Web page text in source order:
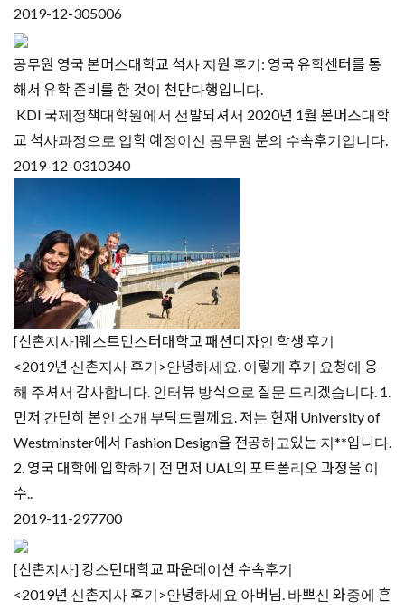
2019-12-305006
공무원 영국 본머스대학교 석사 지원 후기: 영국 유학센터를 통
해서 유학 준비를 한 것이 천만다행입니다.
KDI 국제정책대학원에서 선발되셔서 2020년 1월 본머스대학
교 석사과정으로 입학 예정이신 공무원 분의 수속후기입니다.
2019-12-0310340
[신촌지사]웨스트민스터대학교 패션디자인 학생 후기
<2019년 신촌지사 후기>안녕하세요. 이렇게 후기 요청에 응
해 주셔서 감사합니다. 인터뷰 방식으로 질문 드리겠습니다. 1.
먼저 간단히 본인 소개 부탁드릴께요. 저는 현재 University of
Westminster에서 Fashion Design을 전공하고있는 지**입니다.​
2. 영국 대학에 입학하기 전 먼저 UAL의 포트폴리오 과정을 이
수..
2019-11-297700
[신촌지사] 킹스턴대학교 파운데이션 수속후기
<2019년 신촌지사 후기>안녕하세요 아버님. 바쁘신 와중에 흔